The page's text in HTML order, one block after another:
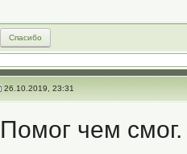
Спасибо
26.10.2019, 23:31
Помог чем